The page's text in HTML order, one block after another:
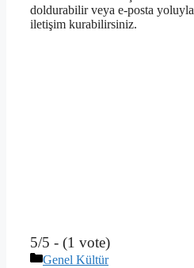
doldurabilir veya e-posta yoluyla
iletişim kurabilirsiniz.
5/5 - (1 vote)
Kategoriler
Genel Kültür